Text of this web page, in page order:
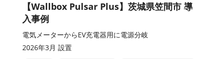
【Wallbox Pulsar Plus】茨城県笠間市 導
入事例
電気メーターからEV充電器用に電源分岐
2026年3月 設置